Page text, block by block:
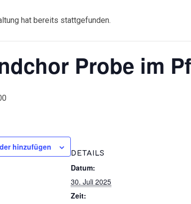
hat bereits stattgefunden.
Probe im
hinzufügen
DETAILS
Datum:
30. Juli 2025
Zeit: